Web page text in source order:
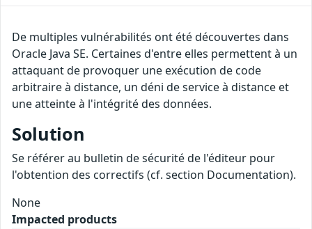
De multiples vulnérabilités ont été découvertes dans
Oracle Java SE. Certaines d'entre elles permettent à un
attaquant de provoquer une exécution de code
arbitraire à distance, un déni de service à distance et
une atteinte à l'intégrité des données.
Solution
Se référer au bulletin de sécurité de l'éditeur pour
l'obtention des correctifs (cf. section Documentation).
None
Impacted products